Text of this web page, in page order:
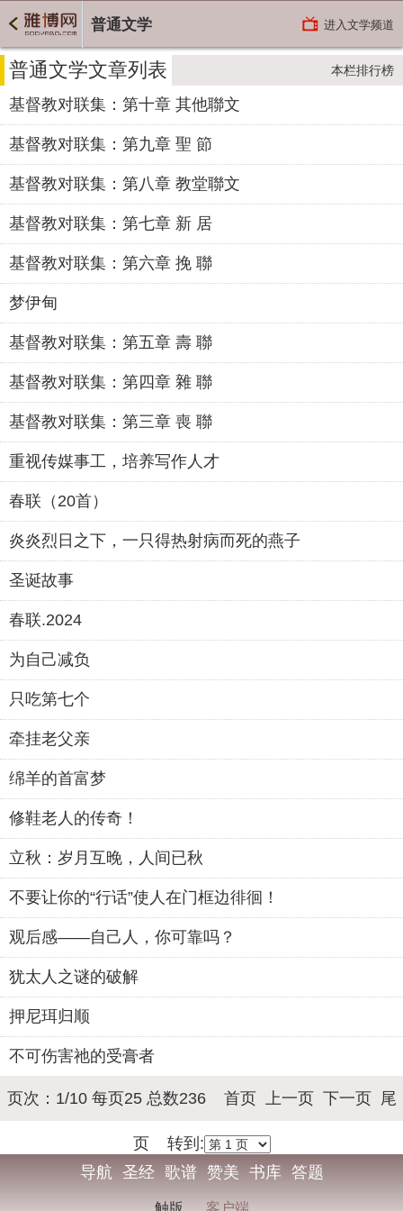
普通文学 进入文学频道
普通文学文章列表 本栏排行榜
基督教对联集：第十章 其他聯文
基督教对联集：第九章 聖 節
基督教对联集：第八章 教堂聯文
基督教对联集：第七章 新 居
基督教对联集：第六章 挽 聯
梦伊甸
基督教对联集：第五章 壽 聯
基督教对联集：第四章 雜 聯
基督教对联集：第三章 喪 聯
重视传媒事工，培养写作人才
春联（20首）
炎炎烈日之下，一只得热射病而死的燕子
圣诞故事
春联.2024
为自己减负
只吃第七个
牵挂老父亲
绵羊的首富梦
修鞋老人的传奇！
立秋：岁月互晚，人间已秋
不要让你的“行话”使人在门框边徘徊！
观后感——自己人，你可靠吗？
犹太人之谜的破解
押尼珥归顺
不可伤害祂的受膏者
页次：1/10 每页25 总数236 首页 上一页 下一页 尾
页 转到:
导航 圣经 歌谱 赞美 书库 答题
触版 客户端